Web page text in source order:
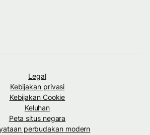
Legal
Kebijakan privasi
Kebijakan Cookie
Keluhan
Peta situs negara
perbudakan modern